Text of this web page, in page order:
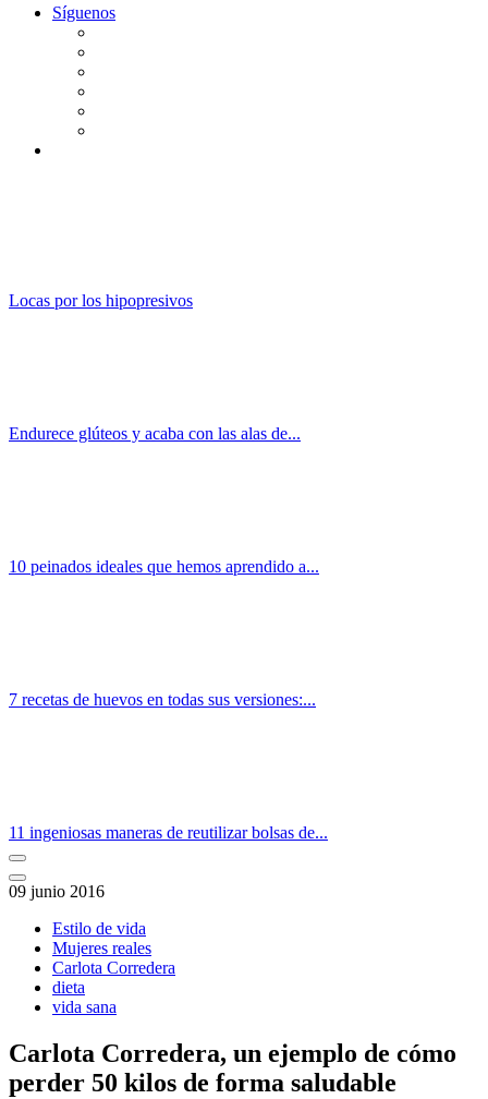
Síguenos
Locas por los hipopresivos
Endurece glúteos y acaba con las alas de...
10 peinados ideales que hemos aprendido a...
7 recetas de huevos en todas sus versiones:...
11 ingeniosas maneras de reutilizar bolsas de...
09 junio 2016
Estilo de vida
Mujeres reales
Carlota Corredera
dieta
vida sana
Carlota Corredera, un ejemplo de cómo
perder 50 kilos de forma saludable